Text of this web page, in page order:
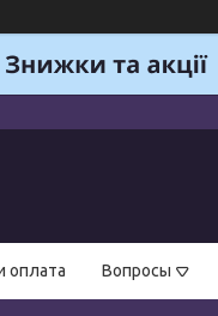
оплата Вопросы